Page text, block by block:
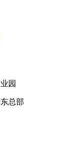
园
总部